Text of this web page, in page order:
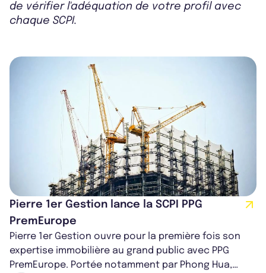
de vérifier l'adéquation de votre profil avec
chaque SCPI.
Pierre 1er Gestion lance la SCPI PPG
PremEurope
Pierre 1er Gestion ouvre pour la première fois son
expertise immobilière au grand public avec PPG
PremEurope. Portée notamment par Phong Hua,